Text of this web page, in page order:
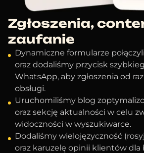
Zgłoszenia,
zaufanie
Dynamiczne formularze
oraz dodaliśmy przycisk
WhatsApp, aby zgłoszenia od
obsługi.
Uruchomiliśmy blog
oraz sekcję aktualności w celu
widoczności w wyszukiwarce.
Dodaliśmy wielojęzyczność
oraz karuzelę opinii klientów dla